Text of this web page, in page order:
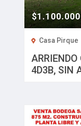
$1.100.000
Casa Pirque
4D3B, SIN